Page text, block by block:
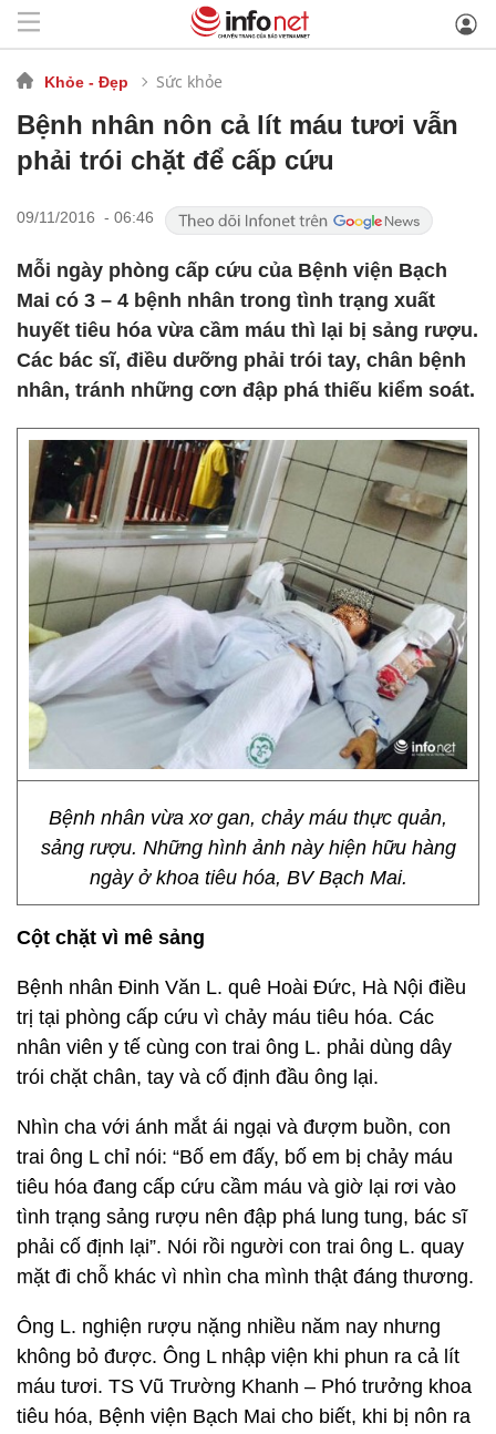
Khỏe - Đẹp Sức khỏe
Bệnh nhân nôn cả lít máu tươi vẫn
phải trói chặt để cấp cứu
09/11/2016 - 06:46
Mỗi ngày phòng cấp cứu của Bệnh viện Bạch
Mai có 3 – 4 bệnh nhân trong tình trạng xuất
huyết tiêu hóa vừa cầm máu thì lại bị sảng rượu.
Các bác sĩ, điều dưỡng phải trói tay, chân bệnh
nhân, tránh những cơn đập phá thiếu kiểm soát.
Bệnh nhân vừa xơ gan, chảy máu thực quản,
sảng rượu. Những hình ảnh này hiện hữu hàng
ngày ở khoa tiêu hóa, BV Bạch Mai.
Cột chặt vì mê sảng
Bệnh nhân Đinh Văn L. quê Hoài Đức, Hà Nội điều
trị tại phòng cấp cứu vì chảy máu tiêu hóa. Các
nhân viên y tế cùng con trai ông L. phải dùng dây
trói chặt chân, tay và cố định đầu ông lại.
Nhìn cha với ánh mắt ái ngại và đượm buồn, con
trai ông L chỉ nói: “Bố em đấy, bố em bị chảy máu
tiêu hóa đang cấp cứu cầm máu và giờ lại rơi vào
tình trạng sảng rượu nên đập phá lung tung, bác sĩ
phải cố định lại”. Nói rồi người con trai ông L. quay
mặt đi chỗ khác vì nhìn cha mình thật đáng thương.
Ông L. nghiện rượu nặng nhiều năm nay nhưng
không bỏ được. Ông L nhập viện khi phun ra cả lít
máu tươi. TS Vũ Trường Khanh – Phó trưởng khoa
tiêu hóa, Bệnh viện Bạch Mai cho biết, khi bị nôn ra